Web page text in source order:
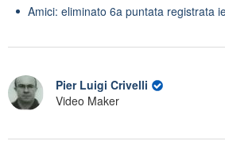
Amici: eliminato 6a puntata registrata
Pier Luigi Crivelli
Video Maker